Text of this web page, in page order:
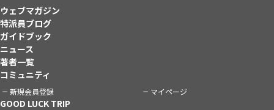
ウェブマガジン
特派員ブログ
ガイドブック
ニュース
著者一覧
コミュニティ
新規会員登録 マイページ
GOOD LUCK TRIP